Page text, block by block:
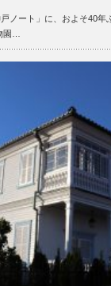
ノート」に、およそ40年
園…